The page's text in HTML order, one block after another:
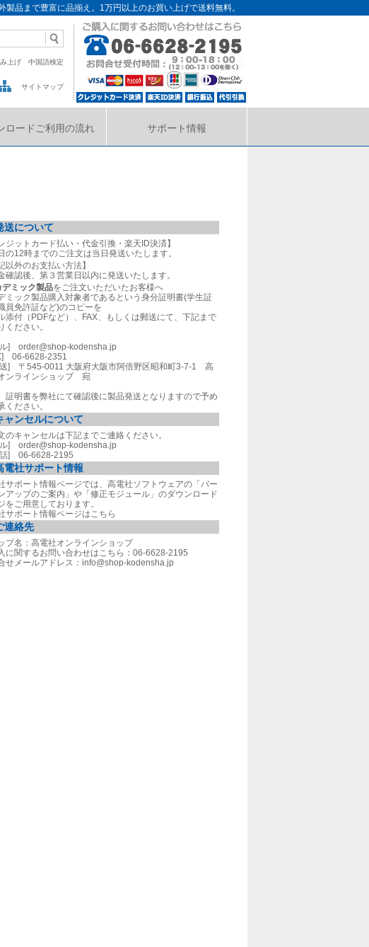
品まで豊富に品揃え。1万円以上のお買い上げで送料無料。
上げ 中国語検定
サイトマップ
ロードご利用の流れ サポート情報
送について
ジットカード払い・代金引換・楽天ID決済】
の12時までのご注文は当日発送いたします。
以外のお支払い方法】
確認後、第３営業日以内に発送いたします。
デミック製品をご注文いただいたお客様へ
ミック製品購入対象者であるという身分証明書(学生証
員免許証など)のコピーを
添付（PDFなど）、FAX、もしくは郵送にて、下記まで
ください。
ル] order@shop-kodensha.jp
06-6628-2351
] 〒545-0011 大阪府大阪市阿倍野区昭和町3-7-1 高
ンラインショップ 宛
証明書を弊社にて確認後に製品発送となりますので予め
ください。
ャンセルについて
のキャンセルは下記までご連絡ください。
ル] order@shop-kodensha.jp
] 06-6628-2195
電社サポート情報
サポート情報ページでは、高電社ソフトウェアの「バー
アップのご案内」や「修正モジュール」のダウンロード
をご用意しております。
サポート情報ページはこちら
連絡先
プ名：高電社オンラインショップ
に関するお問い合わせはこちら：06-6628-2195
せメールアドレス： info@shop-kodensha.jp